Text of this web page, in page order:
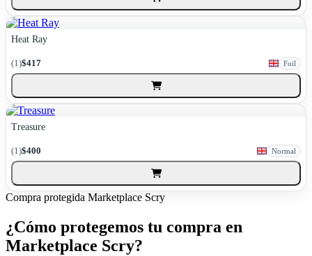
Heat Ray
(1)$417 Foil
Treasure
(1)$400 Normal
Compra protegida Marketplace Scry
¿Cómo protegemos tu compra en
Marketplace Scry?